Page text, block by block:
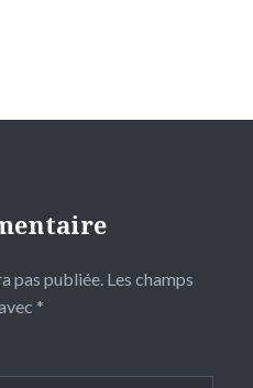
pas publiée. Les champs
*